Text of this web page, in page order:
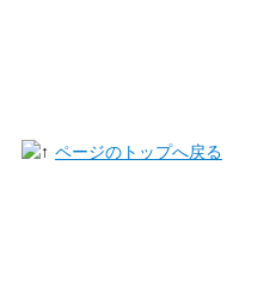
ページのトップへ戻る